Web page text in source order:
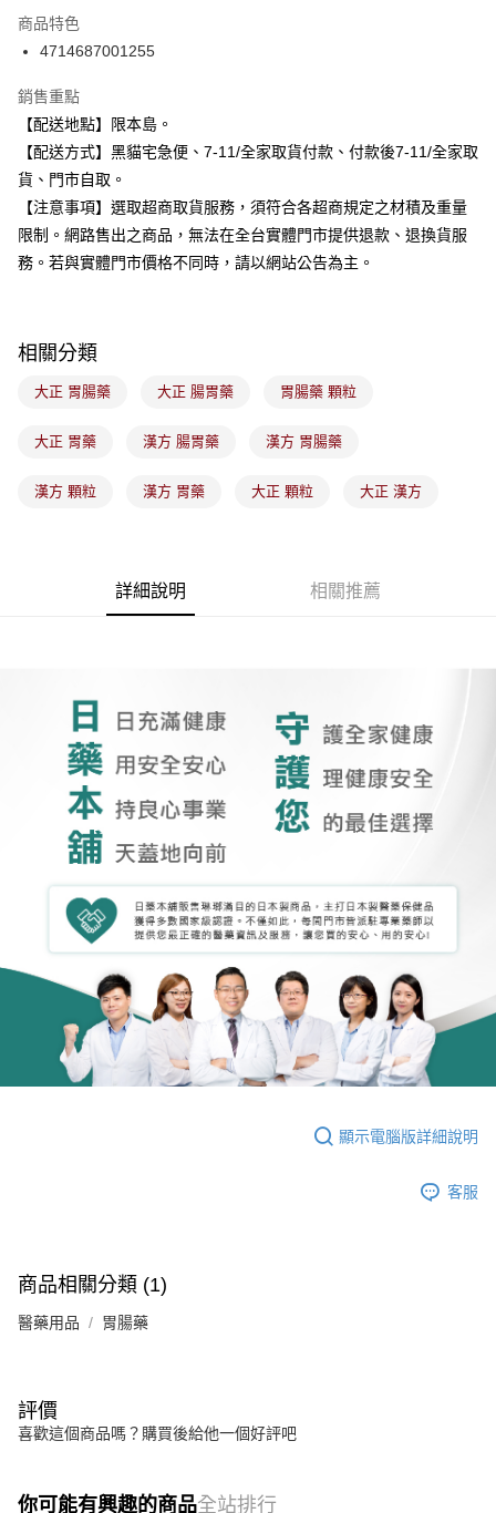
商品特色
4714687001255
銷售重點
【配送地點】限本島。
【配送方式】黑貓宅急便、7-11/全家取貨付款、付款後7-11/全家取
貨、門市自取。
【注意事項】選取超商取貨服務，須符合各超商規定之材積及重量
限制。網路售出之商品，無法在全台實體門市提供退款、退換貨服
務。若與實體門市價格不同時，請以網站公告為主。
相關分類
大正 胃腸藥 大正 腸胃藥 胃腸藥 顆粒
大正 胃藥 漢方 腸胃藥 漢方 胃腸藥
漢方 顆粒 漢方 胃藥 大正 顆粒 大正 漢方
詳細說明 相關推薦
顯示電腦版詳細說明
客服
商品相關分類 (1)
醫藥用品 胃腸藥
評價
喜歡這個商品嗎？購買後給他一個好評吧
你可能有興趣的商品全站排行